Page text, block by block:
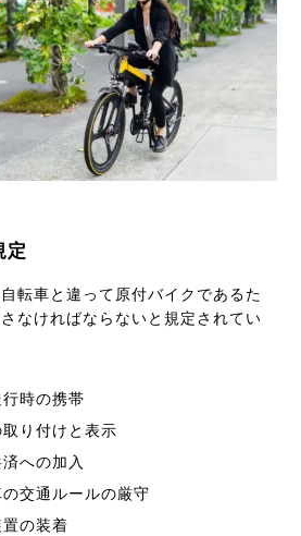
定
転車と違って原付バイクであるた
なければならないと規定されてい
時の携帯
り付けと表示
への加入
交通ルールの厳守
の装着